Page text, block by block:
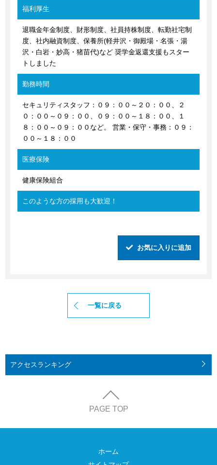
福利厚生
退職金年金制度、財形制度、社員持株制度、転勤社宅制
度、社内融資制度、保養所(軽井沢・御殿場・名張・湯
沢・白岩・妙高・猪苗代)など 奨学金返還支援もスター
トしました
勤務時間
セキュリティスタッフ：０９：００～２０：００、２
０：００～０９：００、０９：００～１８：００、１
８：００～０９：００など。 営業・保守・事務：０９：
００～１８：００
医療保険
健康保険組合
このような方の採用も大歓迎！
お気に入りに追加
一覧に戻る
アクセスランキング
PAGE TOP
ホーム